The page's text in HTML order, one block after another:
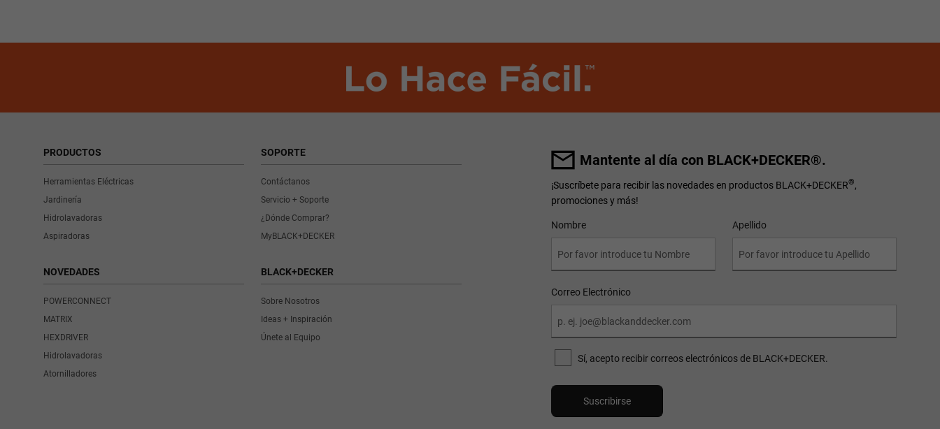
PRODUCTOS
Herramientas Eléctricas
Jardinería
Hidrolavadoras
Aspiradoras
SOPORTE
Contáctanos
Servicio + Soporte
¿Dónde Comprar?
MyBLACK+DECKER
NOVEDADES
POWERCONNECT
MATRIX
HEXDRIVER
Hidrolavadoras
Atornilladores
BLACK+DECKER
Sobre Nosotros
Ideas + Inspiración
Únete al Equipo
Mantente al día con BLACK+DECKER®.
¡Suscríbete para recibir las novedades en productos BLACK+DECKER®,
promociones y más!
User Details
Nombre Apellido
Correo Electrónico
Sí, acepto recibir correos electrónicos de BLACK+DECKER.